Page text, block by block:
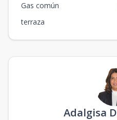
Gas común
terraza
Adalgisa